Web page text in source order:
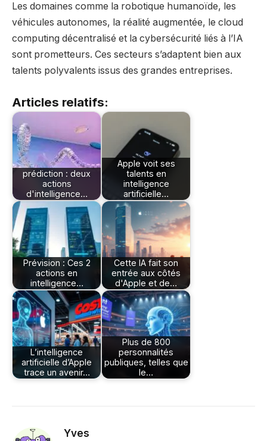
Les domaines comme la robotique humanoïde, les
véhicules autonomes, la réalité augmentée, le cloud
computing décentralisé et la cybersécurité liés à l’IA
sont prometteurs. Ces secteurs s’adaptent bien aux
talents polyvalents issus des grandes entreprises.
Articles relatifs:
prédiction : deux
actions
d'intelligence…
Apple voit ses
talents en
intelligence
artificielle…
Prévision : Ces 2
actions en
intelligence…
Cette IA fait son
entrée aux côtés
d'Apple et de…
L’intelligence
artificielle d’Apple
trace un avenir…
Plus de 800
personnalités
publiques, telles que
le…
Yves